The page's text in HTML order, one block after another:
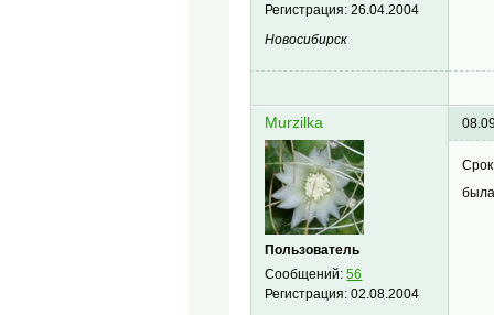
Регистрация:26.04.2004
Новосибирск
Murzilka
Пользователь
Сообщений:56
Регистрация:02.08.2004